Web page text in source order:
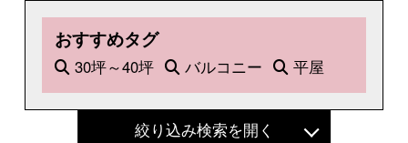
おすすめタグ
30坪～40坪 バルコニー 平屋
絞り込み検索を開く